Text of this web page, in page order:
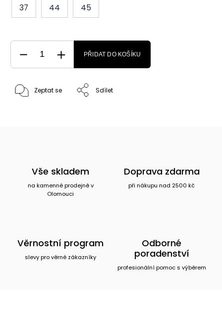
37
44 45
PŘIDAT DO KOŠÍKU
Zeptat se Sdílet
Vše skladem
na kamenné prodejně v
Olomouci
Doprava zdarma
při nákupu nad 2500 kč
Věrnostní program
slevy pro věrné zákazníky
Odborné
poradenství
profesionální pomoc s výběrem